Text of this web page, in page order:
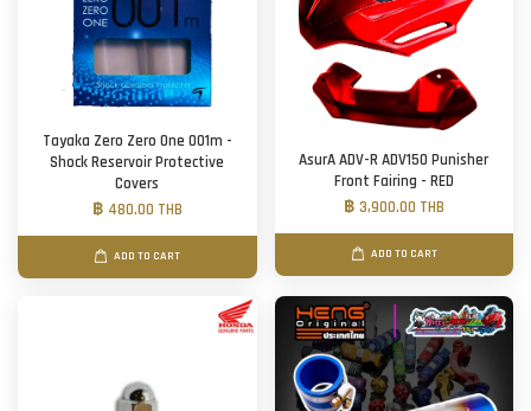
Tayaka Zero Zero One 001m -
Shock Reservoir Protective
Covers
฿ 480.00 THB
ADD TO CART
AsurA ADV-R ADV150 Punisher
Front Fairing - RED
฿ 3,900.00 THB
ADD TO CART